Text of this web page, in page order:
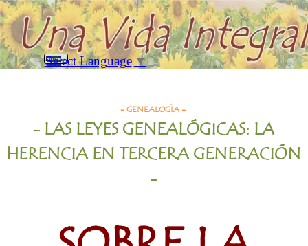
Vaya al Contenido
Saltar menú
Select Language ▼
Buscar
- GENEALOGÍA –
- LAS LEYES GENEALÓGICAS: LA
HERENCIA EN TERCERA GENERACIÓN
-